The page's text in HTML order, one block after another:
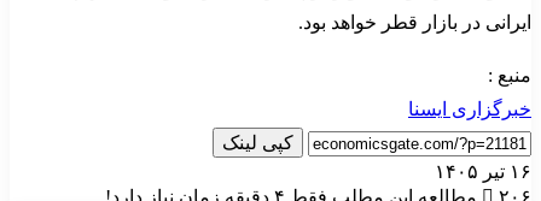
ایرانی در بازار قطر خواهد بود.
منبع :
خبرگزاری ایسنا
کپی لینک
۱۶ تیر ۱۴۰۵
۲۰۶
مطالعه این مطلب فقط ۴ دقیقه زمان نیاز دارد!